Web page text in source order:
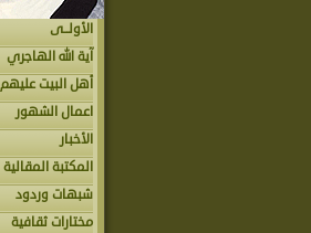
الأولــى
آية الله الهاجري
أهل البيت
اعمال الشهور
الأخبار
المكتبة المقالية
شبهات وردود
مختارات ثقافية